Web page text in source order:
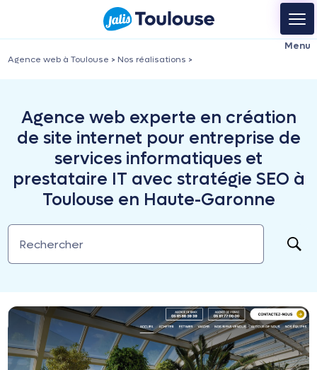
Agence web à Toulouse > Nos réalisations >
Agence web experte en création
de site internet pour entreprise de
services informatiques et
prestataire IT avec stratégie SEO à
Toulouse en Haute-Garonne
Rechercher